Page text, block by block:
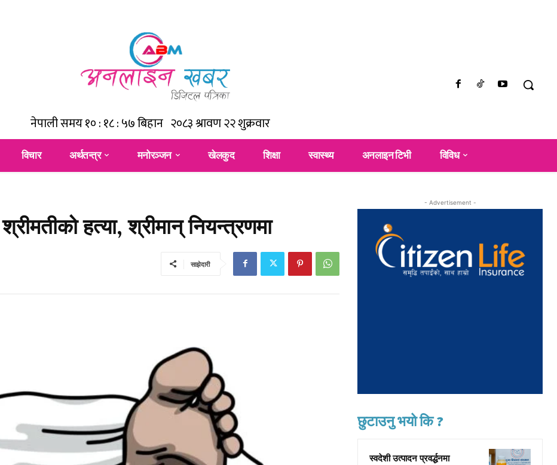
विचार अर्थतन्त्र मनोरञ्जन खेलकुद शिक्षा स्वास्थ्य अनलाइन टिभी विविध
हत्या, श्रीमान् नियन्त्रणमा
साझेदारी
- Advertisement -
छुटाउनु भयो कि ?
स्वदेशी उत्पादन प्रवर्द्धनमा